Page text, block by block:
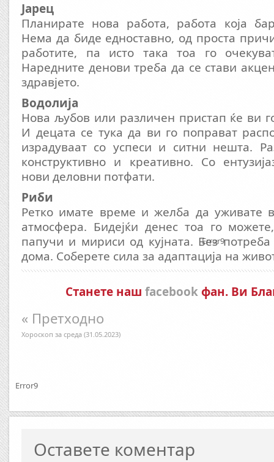
Јарец
Планирате нова работа, работа која
Нема да биде едноставно, од проста
работите, па исто така тоа го
Наредните денови треба да се стави
здравјето.
Водолија
Нова љубов или различен пристап ќе ви
И децата се тука да ви го поправат
израдуваат со успеси и ситни нешта.
конструктивно и креативно. Со
нови деловни потфати.
Риби
Ретко имате време и желба да уживате
атмосфера. Бидејќи денес тоа го
папучи и мириси од кујната. Без потреба
дома. Соберете сила за адаптација на
Станете наш facebookфан. Ви
« Претходно
Хороскоп за среда (31.05.2023)
Error9
Error9
Оставете коментар